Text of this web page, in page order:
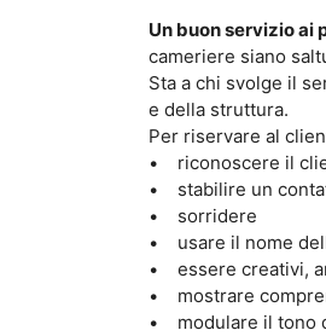
Un buon servizio ai
cameriere siano
Sta a chi svolge il
e della struttura.
Per riservare al
• riconoscere il
• stabilire un
• sorridere
• usare il nome
• essere creativi,
• mostrare
• modulare il tono